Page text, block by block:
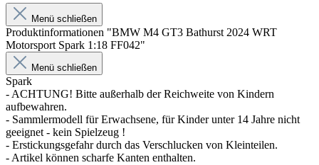
Menü schließen
Produktinformationen "BMW M4 GT3 Bathurst 2024 WRT
Motorsport Spark 1:18 FF042"
Menü schließen
Spark
- ACHTUNG! Bitte außerhalb der Reichweite von Kindern
aufbewahren.
- Sammlermodell für Erwachsene, für Kinder unter 14 Jahre nicht
geeignet - kein Spielzeug !
- Erstickungsgefahr durch das Verschlucken von Kleinteilen.
- Artikel können scharfe Kanten enthalten.